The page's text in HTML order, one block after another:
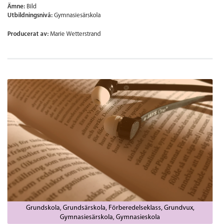
Ämne: Bild
Utbildningsnivå: Gymnasiesärskola
Producerat av: Marie Wetterstrand
Grundskola Grundsärskola Förberedelseklass Grundvux
Gymnasiesärskola Gymnasieskola